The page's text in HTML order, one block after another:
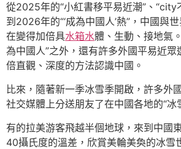
從2025年的“小紅書移平易近潮”、“city
到2026年的“‘成為中國人’熱”，中國與
在變得加倍具水箱水體、生動、接地氣
為中國人”之外，還有許多外國平易近眾
倍直觀、深度的方法認識中國。
比來，隨著新一季冰雪季開啟，許多外
社交媒體上分送朋友了在中國各地的“冰
有的拉美游客飛越半個地球，來到中國
40攝氏度的溫差，欣賞美輪美奐的冰雪